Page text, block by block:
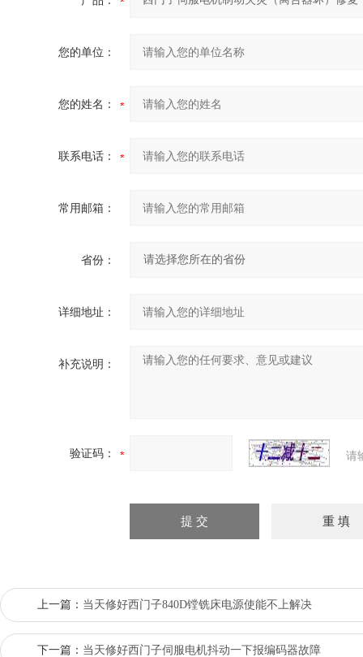
您的单位：
您的姓名：
联系电话：
常用邮箱：
省份：
详细地址：
补充说明：
验证码： 请
上一篇： 当天修好西门子840D镗铣床电源使能不上解决
下一篇： 当天修好西门子伺服电机抖动一下报编码器故障